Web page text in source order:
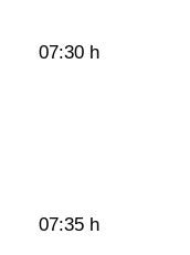
07:30 h
07:35 h